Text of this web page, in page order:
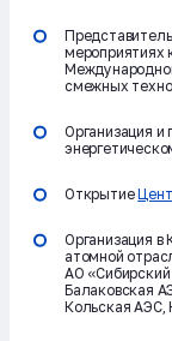
мероприятиях
смежных
Организация
Открытие
Организация в
атомной
АО
Балаковская
Кольская АЭС,